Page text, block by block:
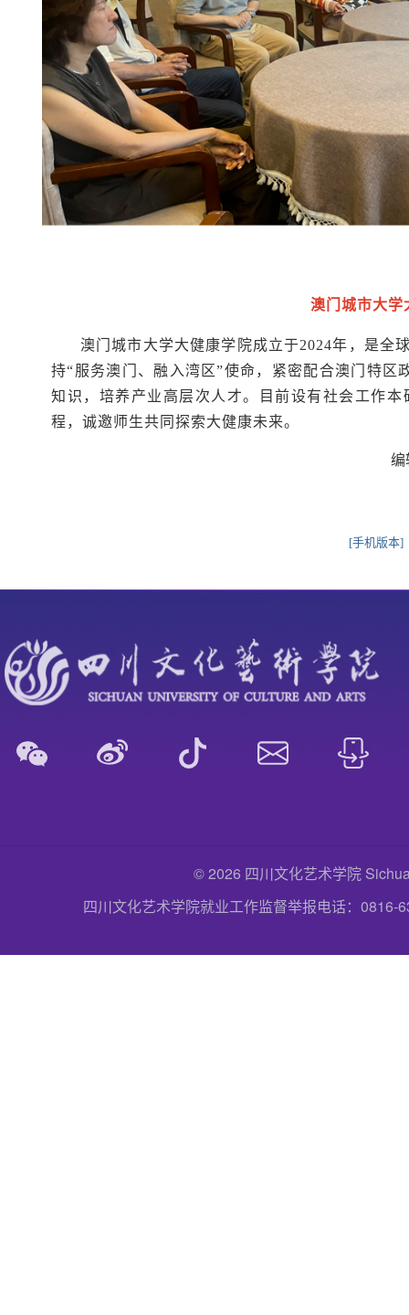
澳门城市大学
澳门城市大学大健康学院成立于2024年，是全
持“服务澳门、融入湾区”使命，紧密配合澳门特区
知识，培养产业高层次人才。目前设有社会工作
程，诚邀师生共同探索大健康未来。
编
[手机版本]
© 2026 四川文化艺术学院
四川文化艺术学院就业工作监督举报电话：